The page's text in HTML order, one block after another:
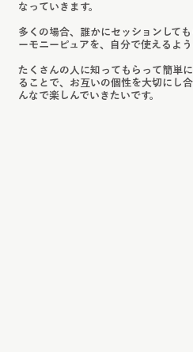
なっていきます。
多くの場合、誰かにセッションして
ーモニーピュアを、自分で使えるよう
たくさんの人に知ってもらって簡単
ることで、お互いの個性を大切にし
んなで楽しんでいきたいです。